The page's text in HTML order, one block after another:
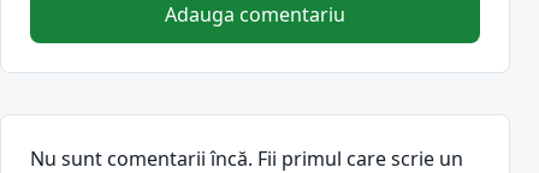
Adauga comentariu
Nu sunt comentarii încă. Fii primul care scrie un